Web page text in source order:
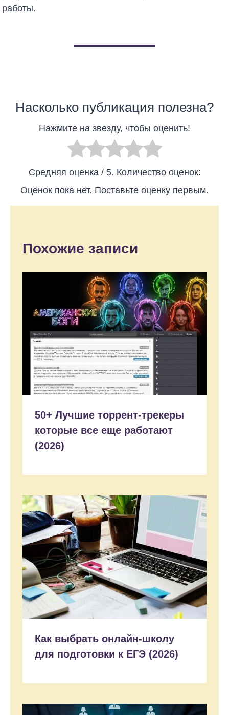
работы.
Насколько публикация полезна?
Нажмите на звезду, чтобы оценить!
Средняя оценка / 5. Количество оценок:
Оценок пока нет. Поставьте оценку первым.
Похожие записи
50+ Лучшие торрент-трекеры
которые все еще работают
(2026)
Как выбрать онлайн-школу
для подготовки к ЕГЭ (2026)